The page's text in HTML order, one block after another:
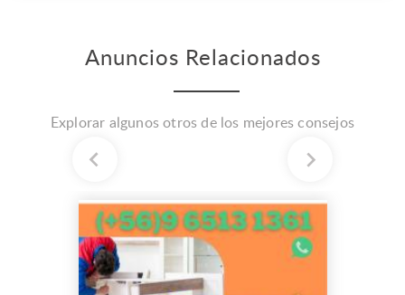
Anuncios Relacionados
Explorar algunos otros de los mejores consejos